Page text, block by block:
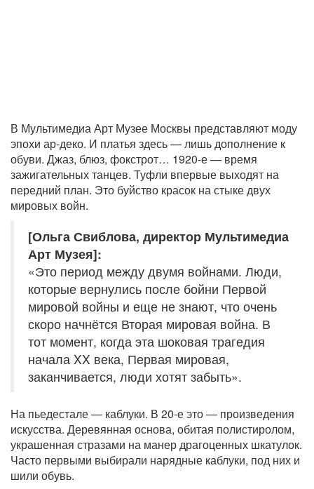
В Мультимедиа Арт Музее Москвы представляют моду
эпохи ар-деко. И платья здесь — лишь дополнение к
обуви. Джаз, блюз, фокстрот… 1920-е — время
зажигательных танцев. Туфли впервые выходят на
передний план. Это буйство красок на стыке двух
мировых войн.
[Ольга Свиблова, директор Мультимедиа
Арт Музея]:
«Это период между двумя войнами. Люди,
которые вернулись после бойни Первой
мировой войны и еще не знают, что очень
скоро начнётся Вторая мировая война. В
тот момент, когда эта шоковая трагедия
начала XX века, Первая мировая,
заканчивается, люди хотят забыть».
На пьедестале — каблуки. В 20-е это — произведения
искусства. Деревянная основа, обитая полистиролом,
украшенная стразами на манер драгоценных шкатулок.
Часто первыми выбирали нарядные каблуки, под них и
шили обувь.